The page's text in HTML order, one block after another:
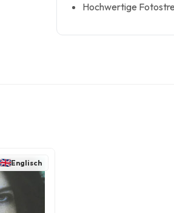
Hochwertige
Englisch